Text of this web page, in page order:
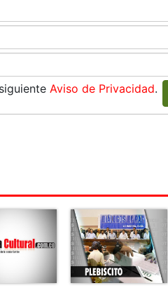
Aviso de Privacidad.